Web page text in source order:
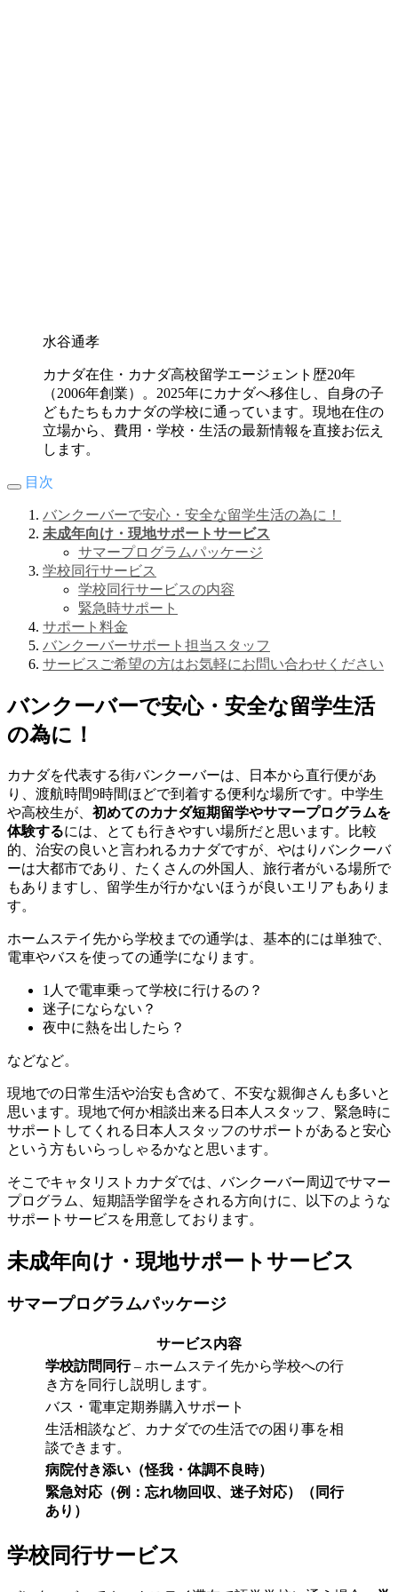
水谷通孝
カナダ在住・カナダ高校留学エージェント歴20年
（2006年創業）。2025年にカナダへ移住し、自身の子
どもたちもカナダの学校に通っています。現地在住の
立場から、費用・学校・生活の最新情報を直接お伝え
します。
目次
バンクーバーで安心・安全な留学生活の為に！
未成年向け・現地サポートサービス
サマープログラムパッケージ
学校同行サービス
学校同行サービスの内容
緊急時サポート
サポート料金
バンクーバーサポート担当スタッフ
サービスご希望の方はお気軽にお問い合わせください
バンクーバーで安心・安全な留学生活
の為に！
カナダを代表する街バンクーバーは、日本から直行便があ
り、渡航時間9時間ほどで到着する便利な場所です。中学生
や高校生が、 初めてのカナダ短期留学やサマープログラムを
体験するには、とても行きやすい場所だと思います。比較
的、治安の良いと言われるカナダですが、やはりバンクーバ
ーは大都市であり、たくさんの外国人、旅行者がいる場所で
もありますし、留学生が行かないほうが良いエリアもありま
す。
ホームステイ先から学校までの通学は、基本的には単独で、
電車やバスを使っての通学になります。
1人で電車乗って学校に行けるの？
迷子にならない？
夜中に熱を出したら？
などなど。
現地での日常生活や治安も含めて、不安な親御さんも多いと
思います。現地で何か相談出来る日本人スタッフ、緊急時に
サポートしてくれる日本人スタッフのサポートがあると安心
という方もいらっしゃるかなと思います。
そこでキャタリストカナダでは、バンクーバー周辺でサマー
プログラム、短期語学留学をされる方向けに、以下のような
サポートサービスを用意しております。
未成年向け・現地サポートサービス
サマープログラムパッケージ
サービス内容
学校訪問同行– ホームステイ先から学校への行
き方を同行し説明します。
バス・電車定期券購入サポート
生活相談など、カナダでの生活での困り事を相
談できます。
病院付き添い（怪我・体調不良時）
緊急対応（例：忘れ物回収、迷子対応）
（同行
あり）
学校同行サービス